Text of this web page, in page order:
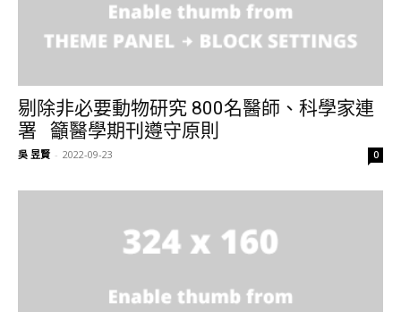
剔除非必要動物研究 800名醫師、科學家連
署 籲醫學期刊遵守原則
吳 昱賢 - 2022-09-23 0